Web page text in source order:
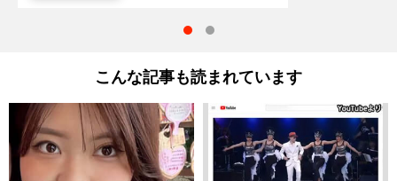
こんな記事も読まれています